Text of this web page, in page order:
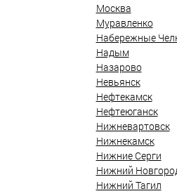
Москва
Муравленко
Набережные
Надым
Назарово
Невьянск
Нефтекамск
Нефтеюганск
Нижневартовск
Нижнекамск
Нижние Серги
Нижний
Нижний Тагил